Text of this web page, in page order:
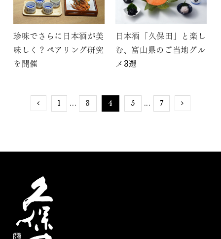
珍味でさらに日本酒が美
味しく？ペアリング研究
を開催
日本酒「久保田」と楽し
む、富山県のご当地グル
メ3選
1 ... 3 4 5 ... 7